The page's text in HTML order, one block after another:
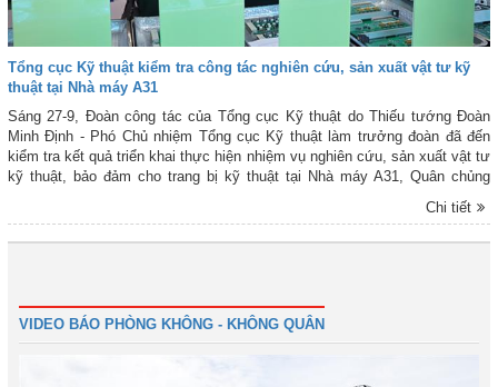
Tổng cục Kỹ thuật kiểm tra công tác nghiên cứu, sản xuất vật tư kỹ
thuật tại Nhà máy A31
Sáng 27-9, Đoàn công tác của Tổng cục Kỹ thuật do Thiếu tướng Đoàn
Minh Định - Phó Chủ nhiệm Tổng cục Kỹ thuật làm trưởng đoàn đã đến
kiểm tra kết quả triển khai thực hiện nhiệm vụ nghiên cứu, sản xuất vật tư
kỹ thuật, bảo đảm cho trang bị kỹ thuật tại Nhà máy A31, Quân chủng
Phòng không - Không quân (PK-KQ). Tham gia Đoàn có Đại tá Trần Trung
Kiên - Chủ nhiệm Kỹ thuật Quân chủng; thủ trưởng các phòng chức năng
Chi tiết
VIDEO BÁO PHÒNG KHÔNG - KHÔNG QUÂN